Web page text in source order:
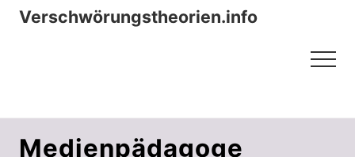
Menu
Zum
ZurVerschwörungstheorien.info
Menu
Medienpädagoge